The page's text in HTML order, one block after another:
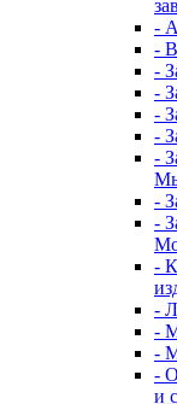
-
-
-
-
-
-
-
-
-
-
-
-
-
-
и